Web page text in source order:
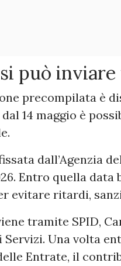
può
precompilata è
14 maggio è
dall’Agenzia
Entro quella
evitare ritardi,
tramite SPID,
Servizi. Una volta
Entrate, il